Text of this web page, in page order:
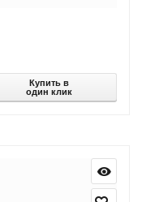
Купить в
один клик